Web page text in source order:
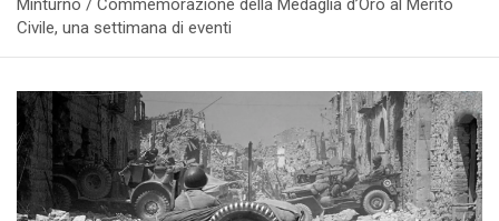
Minturno / Commemorazione della Medaglia d’Oro al Merito
Civile, una settimana di eventi